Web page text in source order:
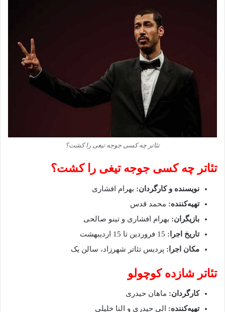
تئاتر چه کسی جوجه تیغی را کشت؟‌
تئاتر چه کسی جوجه تیغی را کشت؟‌
نویسنده و کارگردان: بهرام افشاری
تهیه‌کننده: محمد قدس
بازیگران: بهرام افشاری و تینو صالحی
تاریخ اجرا:
مکان اجرا: پردیس تئاتر شهرزاد، سالن یک
تئاتر شازده کوچولو
کارگردان: ماهان حیدری
تهیه‌کننده: الی حیدری و النا خلیلی